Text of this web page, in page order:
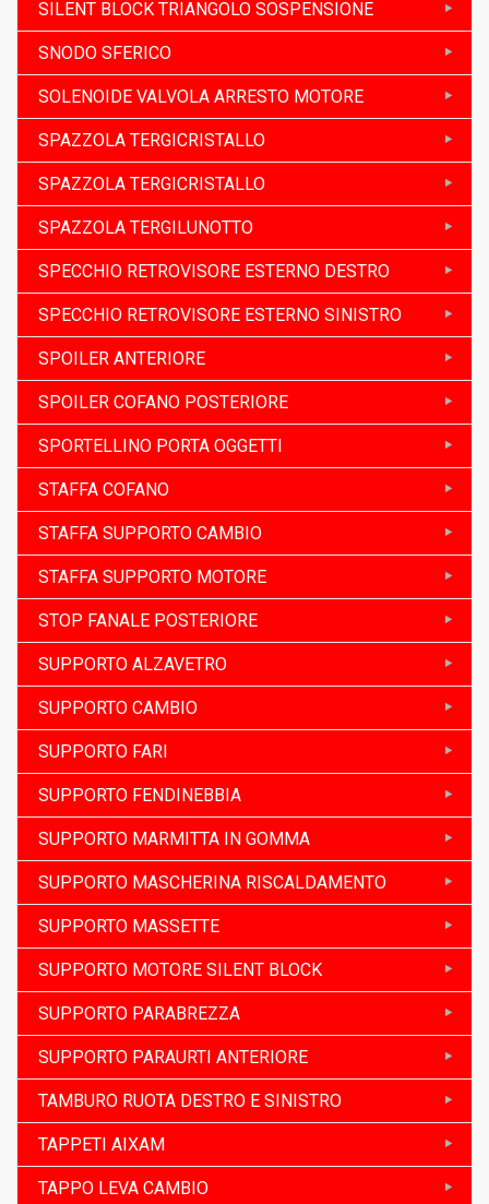
SILENT BLOCK TRIANGOLO SOSPENSIONE
SNODO SFERICO
SOLENOIDE VALVOLA ARRESTO MOTORE
SPAZZOLA TERGICRISTALLO
SPAZZOLA TERGICRISTALLO
SPAZZOLA TERGILUNOTTO
SPECCHIO RETROVISORE ESTERNO DESTRO
SPECCHIO RETROVISORE ESTERNO SINISTRO
SPOILER ANTERIORE
SPOILER COFANO POSTERIORE
SPORTELLINO PORTA OGGETTI
STAFFA COFANO
STAFFA SUPPORTO CAMBIO
STAFFA SUPPORTO MOTORE
STOP FANALE POSTERIORE
SUPPORTO ALZAVETRO
SUPPORTO CAMBIO
SUPPORTO FARI
SUPPORTO FENDINEBBIA
SUPPORTO MARMITTA IN GOMMA
SUPPORTO MASCHERINA RISCALDAMENTO
SUPPORTO MASSETTE
SUPPORTO MOTORE SILENT BLOCK
SUPPORTO PARABREZZA
SUPPORTO PARAURTI ANTERIORE
TAMBURO RUOTA DESTRO E SINISTRO
TAPPETI AIXAM
TAPPO LEVA CAMBIO